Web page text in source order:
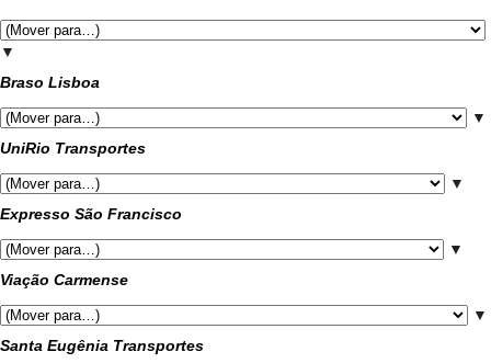
▼
Braso Lisboa
▼
UniRio Transportes
▼
Expresso São Francisco
▼
Viação Carmense
▼
Santa Eugênia Transportes